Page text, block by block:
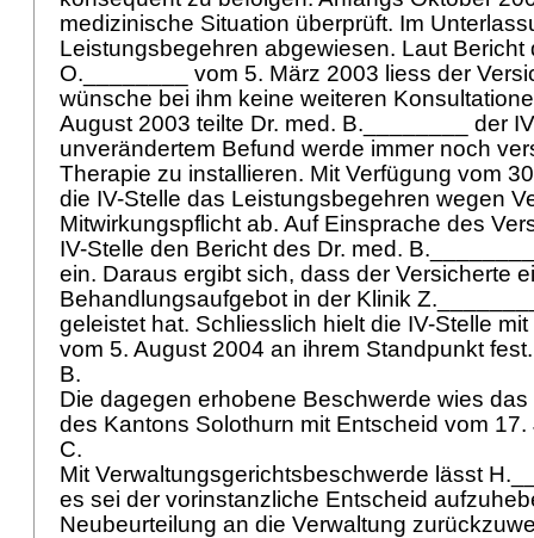
medizinische Situation überprüft. Im
Leistungsbegehren abgewiesen. Laut Bericht
O.________ vom 5. März 2003 liess der
wünsche bei ihm keine weiteren
August 2003 teilte Dr. med. B.________ der
unverändertem Befund werde immer noch
Therapie zu installieren. Mit Verfügung vom
die IV-Stelle das Leistungsbegehren wegen
Mitwirkungspflicht ab. Auf Einsprache des
IV-Stelle den Bericht des Dr. med.
ein. Daraus ergibt sich, dass der Versicherte
Behandlungsaufgebot in der Klinik
geleistet hat. Schliesslich hielt die IV-Stelle
vom 5. August 2004 an ihrem Standpunkt
B.
Die dagegen erhobene Beschwerde wies
des Kantons Solothurn mit Entscheid vom
C.
Mit Verwaltungsgerichtsbeschwerde lässt
es sei der vorinstanzliche Entscheid
Neubeurteilung an die Verwaltung